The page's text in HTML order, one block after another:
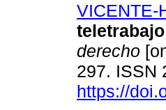
VICENTE-
derecho
297. ISSN
https://